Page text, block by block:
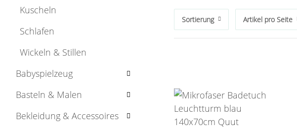
Sortierung Artikel pro Seite
Kuscheln
Schlafen
Wickeln & Stillen
Babyspielzeug
Basteln & Malen
Bekleidung & Accessoires